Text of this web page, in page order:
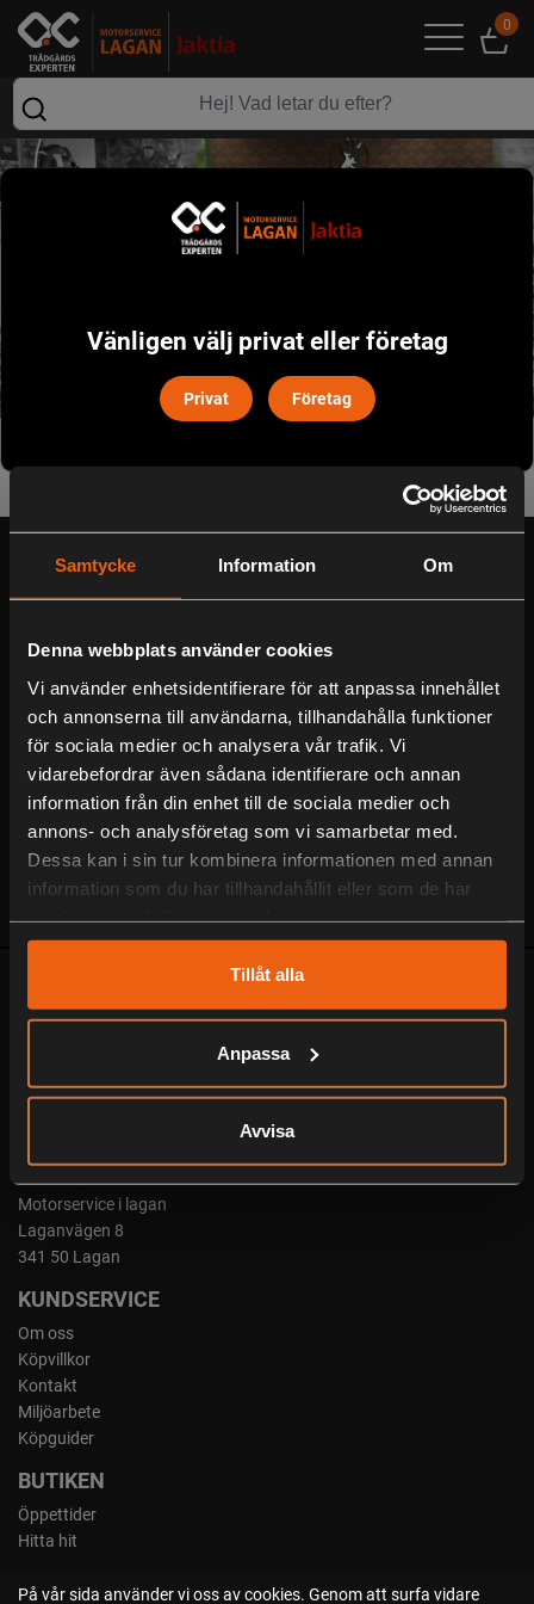
Samtycke Information Om
Denna webbplats använder cookies
Vi använder enhetsidentifierare för att anpassa innehållet
och annonserna till användarna, tillhandahålla funktioner
för sociala medier och analysera vår trafik. Vi
vidarebefordrar även sådana identifierare och annan
information från din enhet till de sociala medier och
annons- och analysföretag som vi samarbetar med.
Dessa kan i sin tur kombinera informationen med annan
information som du har tillhandahållit eller som de har
Tillåt alla
Anpassa
Avvisa
0
Min orderhistorik
Serviceverkstad
alla märken!
Blocket/Begagnat
Fyndvaror och begagnade varor hittar du på vår Blocket-butik!
Om oss
Vår fysiska butikJaktia/Motorservice i Lagan AB har varit
verksam sen 1987 och ligger smidigt belägen längs E4:an i
Org.nummer: 556701-9269
KONTAKT
Motorservice i lagan
Laganvägen 8
341 50 Lagan
KUNDSERVICE
Om oss
Köpvillkor
Kontakt
Miljöarbete
Köpguider
BUTIKEN
Öppettider
Hitta hit
Vänligen välj privat eller företag
Privat Företag
På vår sida använder vi oss av cookies. Genom att surfa vidare